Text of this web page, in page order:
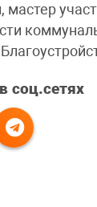
мастер
соц.сетях